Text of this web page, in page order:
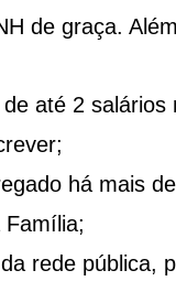
de graça.
até 2 salários
há mais
Família;
rede pública,